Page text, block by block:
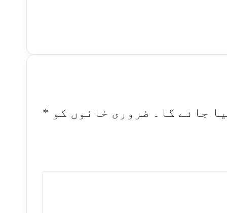
جائے گا۔ ضروری خانوں کو *